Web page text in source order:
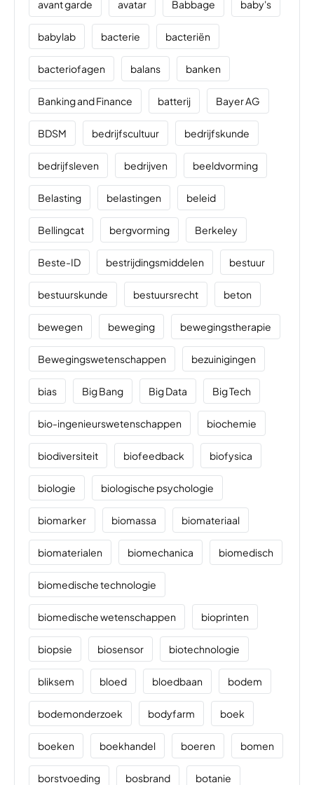
avant garde avatar Babbage baby's
babylab bacterie bacteriën
bacteriofagen balans banken
Banking and Finance batterij Bayer AG
BDSM bedrijfscultuur bedrijfskunde
bedrijfsleven bedrijven beeldvorming
Belasting belastingen beleid
Bellingcat bergvorming Berkeley
Beste-ID bestrijdingsmiddelen bestuur
bestuurskunde bestuursrecht beton
bewegen beweging bewegingstherapie
Bewegingswetenschappen bezuinigingen
bias Big Bang Big Data Big Tech
bio-ingenieurswetenschappen biochemie
biodiversiteit biofeedback biofysica
biologie biologische psychologie
biomarker biomassa biomateriaal
biomaterialen biomechanica biomedisch
biomedische technologie
biomedische wetenschappen bioprinten
biopsie biosensor biotechnologie
bliksem bloed bloedbaan bodem
bodemonderzoek bodyfarm boek
boeken boekhandel boeren bomen
borstvoeding bosbrand botanie